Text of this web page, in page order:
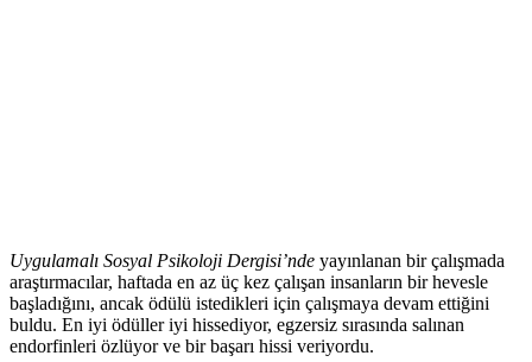
Uygulamalı Sosyal Psikoloji Dergisi’nde yayınlanan bir çalışmada
araştırmacılar, haftada en az üç kez çalışan insanların bir hevesle
başladığını, ancak ödülü istedikleri için çalışmaya devam ettiğini
buldu. En iyi ödüller iyi hissediyor, egzersiz sırasında salınan
endorfinleri özlüyor ve bir başarı hissi veriyordu.